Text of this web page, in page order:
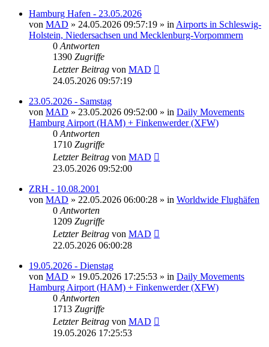
Hamburg Hafen - 23.05.2026
von MAD » 24.05.2026 09:57:19 » in Airports in Schleswig-
Holstein, Niedersachsen und Mecklenburg-Vorpommern
0 Antworten
1390 Zugriffe
Letzter Beitrag von MAD
24.05.2026 09:57:19
23.05.2026 - Samstag
von MAD » 23.05.2026 09:52:00 » in Daily Movements
Hamburg Airport (HAM) + Finkenwerder (XFW)
0 Antworten
1710 Zugriffe
Letzter Beitrag von MAD
23.05.2026 09:52:00
ZRH - 10.08.2001
von MAD » 22.05.2026 06:00:28 » in Worldwide Flughäfen
0 Antworten
1209 Zugriffe
Letzter Beitrag von MAD
22.05.2026 06:00:28
19.05.2026 - Dienstag
von MAD » 19.05.2026 17:25:53 » in Daily Movements
Hamburg Airport (HAM) + Finkenwerder (XFW)
0 Antworten
1713 Zugriffe
Letzter Beitrag von MAD
19.05.2026 17:25:53